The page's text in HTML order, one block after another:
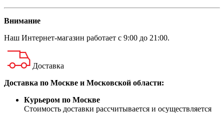
Внимание
Наш Интернет-магазин работает с 9:00 до 21:00.
Доставка
Доставка по Москве и Московской области:
Курьером по Москве
Стоимость доставки рассчитывается и осуществляется